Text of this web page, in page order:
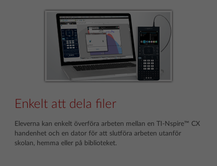
Enkelt att dela filer
Eleverna kan enkelt överföra arbeten mellan en TI-Nspire™ CX
handenhet och en dator för att slutföra arbeten utanför
skolan, hemma eller på biblioteket.